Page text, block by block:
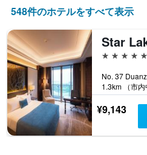
X
1
本
は、
ホ
テ
ル
ラ
ン
ク
ご
を
ホ
テ
ル
ラ
ン
ク
ご
と
に
集
計
548件のホテルをすべて表示
5つ星
1.3km （市内
¥9,143